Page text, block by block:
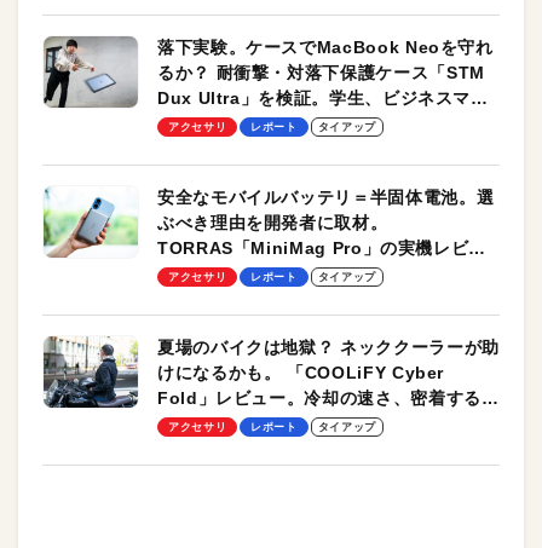
落下実験。ケースでMacBook Neoを守れ
るか？ 耐衝撃・対落下保護ケース「STM
Dux Ultra」を検証。学生、ビジネスマン
のモバイルユースに最適！
アクセサリ レポート タイアップ
安全なモバイルバッテリ＝半固体電池。選
ぶべき理由を開発者に取材。
TORRAS「MiniMag Pro」の実機レビュ
ーも
アクセサリ レポート タイアップ
夏場のバイクは地獄？ ネッククーラーが助
けになるかも。 「COOLiFY Cyber
Fold」レビュー。冷却の速さ、密着する冷
却プレート、シンプルな操作性がグッド！
アクセサリ レポート タイアップ